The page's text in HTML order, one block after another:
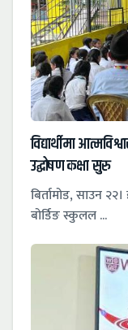
विद्यार्थीमा
उद्घोषण कक्षा सुरु
बिर्तामोड, साउन
बोर्डिङ स्कुलल ...